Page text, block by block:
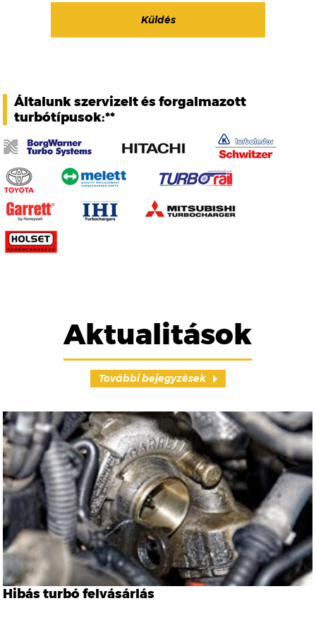
Általunk szervizelt és forgalmazott
turbótípusok:**
Aktualitások
További bejegyzések
Hibás turbó felvásárlás